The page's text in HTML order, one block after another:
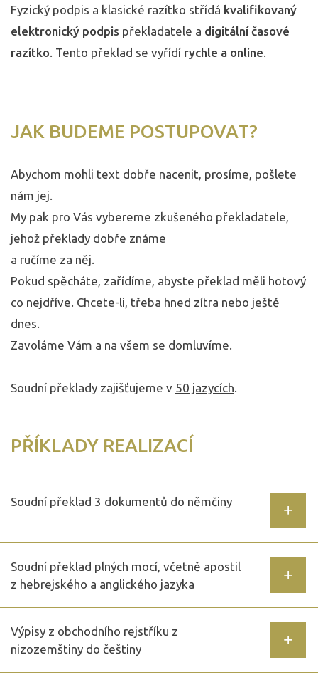
Fyzický podpis a klasické razítko střídá kvalifikovaný
elektronický podpis překladatele a digitální časové
razítko. Tento překlad se vyřídí rychle a online.
JAK BUDEME POSTUPOVAT?
Abychom mohli text dobře nacenit, prosíme, pošlete
nám jej.
My pak pro Vás vybereme zkušeného překladatele,
jehož překlady dobře známe
a ručíme za něj.
Pokud spěcháte, zařídíme, abyste překlad měli hotový
co nejdříve. Chcete-li, třeba hned zítra nebo ještě
dnes.
Zavoláme Vám a na všem se domluvíme.
Soudní překlady zajišťujeme v 50 jazycích.
PŘÍKLADY REALIZACÍ
Soudní překlad 3 dokumentů do němčiny
Soudní překlad plných mocí, včetně apostil
z hebrejského a anglického jazyka
Výpisy z obchodního rejstříku z
nizozemštiny do češtiny